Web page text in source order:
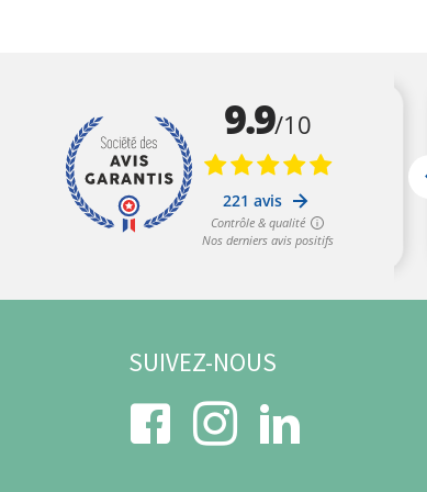
SUIVEZ-NOUS